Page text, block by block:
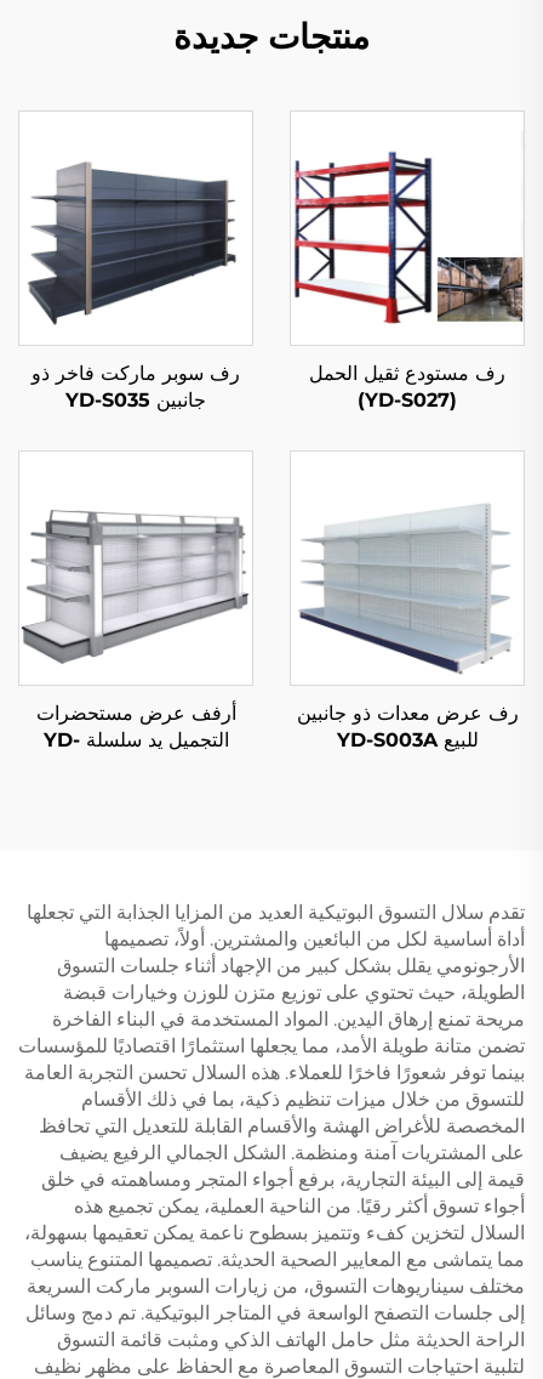
منتجات جديدة
رف مستودع ثقيل الحمل
(YD-S027)
رف سوبر ماركت فاخر ذو
جانبين YD-S035
رف عرض معدات ذو جانبين
للبيع YD-S003A
أرفف عرض مستحضرات
التجميل يد سلسلة YD-
تقدم سلال التسوق البوتيكية العديد من المزايا الجذابة التي تجعلها
أداة أساسية لكل من البائعين والمشترين. أولاً، تصميمها
الأرجونومي يقلل بشكل كبير من الإجهاد أثناء جلسات التسوق
الطويلة، حيث تحتوي على توزيع متزن للوزن وخيارات قبضة
مريحة تمنع إرهاق اليدين. المواد المستخدمة في البناء الفاخرة
تضمن متانة طويلة الأمد، مما يجعلها استثمارًا اقتصاديًا للمؤسسات
بينما توفر شعورًا فاخرًا للعملاء. هذه السلال تحسن التجربة العامة
للتسوق من خلال ميزات تنظيم ذكية، بما في ذلك الأقسام
المخصصة للأغراض الهشة والأقسام القابلة للتعديل التي تحافظ
على المشتريات آمنة ومنظمة. الشكل الجمالي الرفيع يضيف
قيمة إلى البيئة التجارية، برفع أجواء المتجر ومساهمته في خلق
أجواء تسوق أكثر رقيًا. من الناحية العملية، يمكن تجميع هذه
السلال لتخزين كفء وتتميز بسطوح ناعمة يمكن تعقيمها بسهولة،
مما يتماشى مع المعايير الصحية الحديثة. تصميمها المتنوع يناسب
مختلف سيناريوهات التسوق، من زيارات السوبر ماركت السريعة
إلى جلسات التصفح الواسعة في المتاجر البوتيكية. تم دمج وسائل
الراحة الحديثة مثل حامل الهاتف الذكي ومثبت قائمة التسوق
لتلبية احتياجات التسوق المعاصرة مع الحفاظ على مظهر نظيف